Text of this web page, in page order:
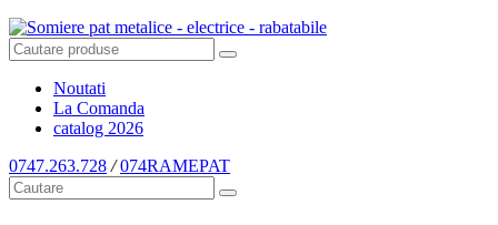
Noutati
La Comanda
catalog 2026
0747.263.728 / 074RAMEPAT